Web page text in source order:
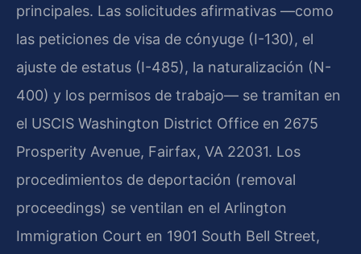
principales. Las solicitudes afirmativas —como
las peticiones de visa de cónyuge (I-130), el
ajuste de estatus (I-485), la naturalización (N-
400) y los permisos de trabajo— se tramitan en
el USCIS Washington District Office en 2675
Prosperity Avenue, Fairfax, VA 22031. Los
procedimientos de deportación (removal
proceedings) se ventilan en el Arlington
Immigration Court en 1901 South Bell Street,